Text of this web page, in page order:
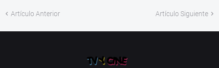
Artículo Anterior Artículo Siguiente